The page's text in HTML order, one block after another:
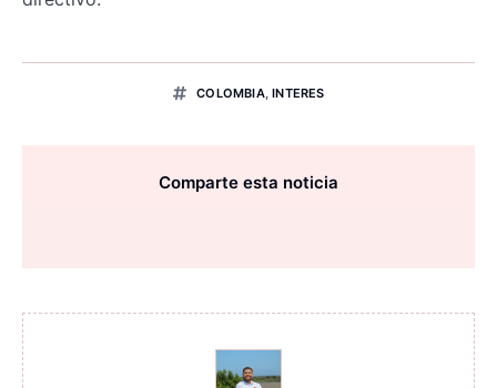
COLOMBIA,INTERES
Comparte esta noticia